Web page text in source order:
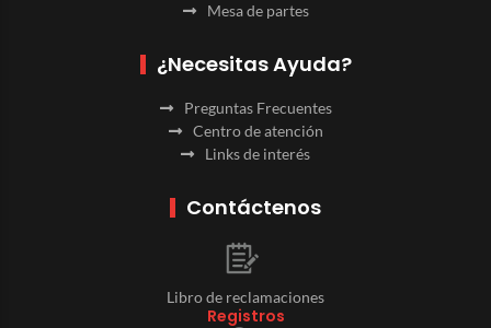
Mesa de partes
¿Necesitas Ayuda?
Preguntas Frecuentes
Centro de atención
Links de interés
Contáctenos
Libro de reclamaciones
Registros